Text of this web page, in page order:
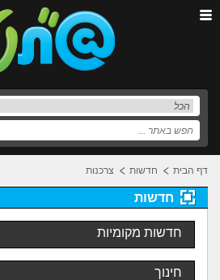
דף הבית חדשות צרכנות
חדשות
חדשות מקומיות
חינוך